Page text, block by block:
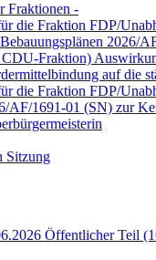
Fraktionen -
die Fraktion FDP/
2026/
Fraktion)
auf die
die Fraktion FDP/
AF/1691-01 (SN) zur
Sitzung
Öffentlicher Teil